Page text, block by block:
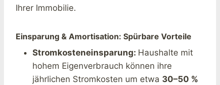
Ihrer Immobilie.
Einsparung & Amortisation: Spürbare Vorteile
Stromkosteneinsparung: Haushalte mit
hohem Eigenverbrauch können ihre
jährlichen Stromkosten um etwa 30–50 %